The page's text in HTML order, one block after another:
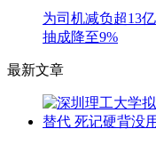
为司机减负超13
抽成降至9%
最新文章